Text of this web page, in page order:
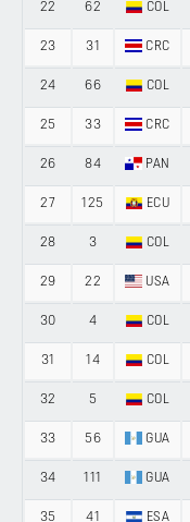
22 62 COL
23 31 CRC
24 66 COL
25 33 CRC
26 84 PAN
27 125 ECU
28 3 COL
29 22 USA
30 4 COL
31 14 COL
32 5 COL
33 56 GUA
34 111 GUA
35 41 ESA